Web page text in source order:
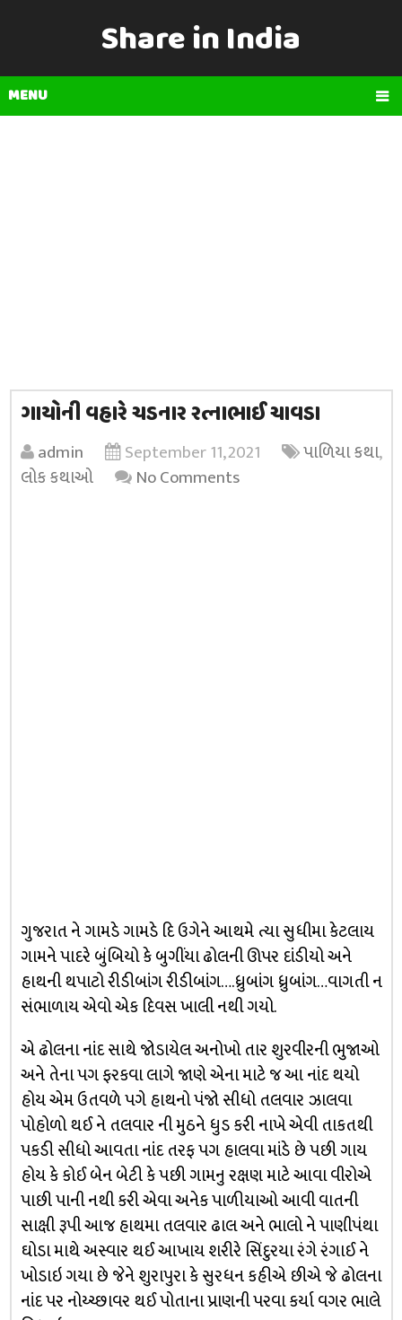
Share in India
MENU
ગાયોની વહારે ચડનાર રત્નાભાઈ ચાવડા
admin September 11, 2021 પાળિયા કથા,
લોક કથાઓ
No Comments
ગુજરાત ને ગામડે ગામડે દિ ઉગેને આથમે ત્યા સુધીમા કેટલાય
ગામને પાદરે બુંબિયો કે બુગીંયા ઢોલની ઊપર દાંડીયો અને
હાથની થપાટો રીડીબાંગ રીડીબાંગ….ધ્રુબાંગ ધ્રુબાંગ…વાગતી ન
સંભાળાય એવો એક દિવસ ખાલી નથી ગયો.
એ ઢોલના નાંદ સાથે જોડાયેલ અનોખો તાર શુરવીરની ભુજાઓ
અને તેના પગ ફરકવા લાગે જાણે એના માટે જ આ નાંદ થયો
હોય એમ ઉતવળે પગે હાથનો પંજો સીધો તલવાર ઝાલવા
પોહોળો થઈ ને તલવાર ની મુઠને ધુડ કરી નાખે એવી તાકતથી
પકડી સીધો આવતા નાંદ તરફ પગ હાલવા માંડે છે પછી ગાય
હોય કે કોઈ બેન બેટી કે પછી ગામનુ રક્ષણ માટે આવા વીરોએ
પાછી પાની નથી કરી એવા અનેક પાળીયાઓ આવી વાતની
સાક્ષી રૂપી આજ હાથમા તલવાર ઢાલ અને ભાલો ને પાણીપંથા
ઘોડા માથે અસ્વાર થઈ આખાય શરીરે સિંદુરયા રંગે રંગાઈ ને
ખોડાઇ ગયા છે જેને શુરાપુરા કે સુરધન કહીએ છીએ જે ઢોલના
નાંદ પર નોય્ચ્છાવર થઈ પોતાના પ્રાણની પરવા કર્યા વગર ભાલે